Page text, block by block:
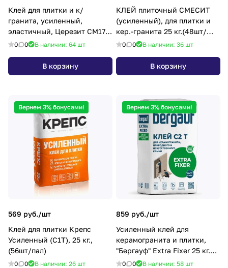
Клей для плитки и к/
гранита, усиленный,
эластичный, Церезит СМ17,
25 кг. (48шт/пал)
0 0 В наличии: 64 шт
В корзину
КЛЕЙ плиточный СМЕСИТ
(усиленный), для плитки и
кер.-гранита 25 кг.(48шт/
пал)
0 0 В наличии: 36 шт
В корзину
Вернем 3% бонусами!
569 руб./шт
Клей для плитки Крепс
Усиленный (С1Т), 25 кг.,
(56шт/пал)
0 0 В наличии: 26 шт
Вернем 3% бонусами!
859 руб./шт
Усиленный клей для
керамогранита и плитки,
"Бергауф" Extra Fixer 25 кг.
С2 T (56шт/пал)
0 0 В наличии: 58 шт